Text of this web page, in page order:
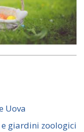
Uova
giardini zoologici